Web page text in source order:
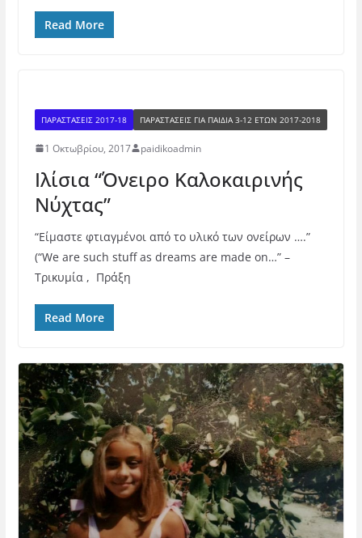
Read More
ΠΑΡΑΣΤΑΣΕΙΣ 2017-18 ΠΑΡΑΣΤΆΣΕΙΣ ΓΙΑ ΠΑΙΔΙΆ 3-12 ΕΤΏΝ 2017-2018
1 Οκτωβρίου, 2017 paidikoadmin
Ιλίσια “Όνειρο Καλοκαιρινής
Νύχτας”
“Είμαστε φτιαγμένοι από το υλικό των ονείρων ….”
(“We are such stuff as dreams are made on…” –
Τρικυμία , Πράξη
Read More